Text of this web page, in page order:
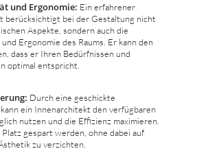
und Ergonomie: Ein erfahrener
berücksichtigt bei der Gestaltung nicht
Aspekte, sondern auch die
Ergonomie des Raums. Er kann den
dass er Ihren Bedürfnissen und
optimal entspricht.
Durch eine geschickte
kann ein Innenarchitekt den verfügbaren
nutzen und die Effizienz maximieren.
Platz gespart werden, ohne dabei auf
zu verzichten.